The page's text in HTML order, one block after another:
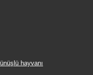
hayvanı